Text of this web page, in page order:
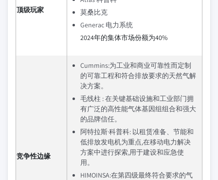
顶级玩家
莫桑比克
Generac 电力系统
2024年的集体市场份额为40%
竞争性边缘
Cummins:为工业和商业可靠性而定制
的可靠工程和符合排放要求的天然气解
决方案。
毛线柱 : 在关键基础设施和工业部门拥
有广泛的高性能气体基因组组合和强大
的品牌信任。
阿特拉斯·科普科: 以租赁准备、节能和
低排放发电机为重点,在移动电力解决
方案中进行探索,用于建设和应急使
用。
HIMOINSA:在第四级最终符合要求的气